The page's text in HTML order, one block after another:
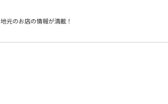
地元のお店の情報が満載！